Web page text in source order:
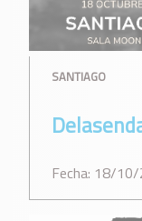
SANTIAGO
Fecha: 18/